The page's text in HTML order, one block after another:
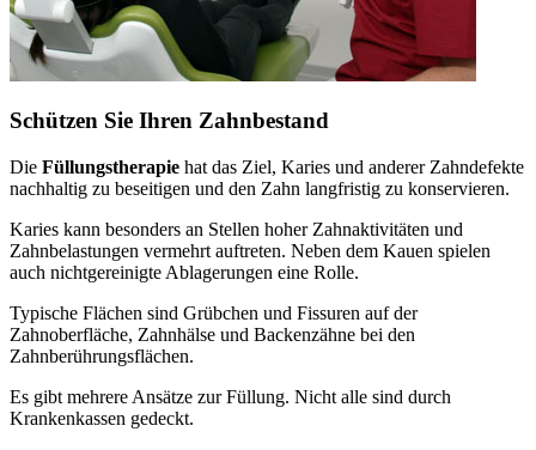
Schützen Sie Ihren Zahnbestand
Die Füllungstherapie hat das Ziel, Karies und anderer Zahndefekte
nachhaltig zu beseitigen und den Zahn langfristig zu konservieren.
Karies kann besonders an Stellen hoher Zahnaktivitäten und
Zahnbelastungen vermehrt auftreten. Neben dem Kauen spielen
auch nichtgereinigte Ablagerungen eine Rolle.
Typische Flächen sind Grübchen und Fissuren auf der
Zahnoberfläche, Zahnhälse und Backenzähne bei den
Zahnberührungsflächen.
Es gibt mehrere Ansätze zur Füllung. Nicht alle sind durch
Krankenkassen gedeckt.